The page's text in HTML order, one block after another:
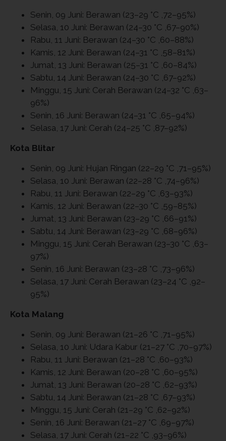
Senin, 09 Juni: Berawan (23–29 °C ,72–95%)
Selasa, 10 Juni: Berawan (24–30 °C ,67–90%)
Rabu, 11 Juni: Berawan (24–30 °C ,60–88%)
Kamis, 12 Juni: Berawan (24–31 °C ,58–81%)
Jumat, 13 Juni: Berawan (25–31 °C ,60–84%)
Sabtu, 14 Juni: Berawan (24–30 °C ,67–92%)
Minggu, 15 Juni: Cerah Berawan (24–32 °C ,63–
96%)
Senin, 16 Juni: Berawan (24–31 °C ,65–94%)
Selasa, 17 Juni: Cerah (24–25 °C ,87–92%)
Kota Blitar
Senin, 09 Juni: Hujan Ringan (22–29 °C ,71–95%)
Selasa, 10 Juni: Berawan (22–28 °C ,74–96%)
Rabu, 11 Juni: Berawan (22–29 °C ,63–93%)
Kamis, 12 Juni: Berawan (22–30 °C ,59–85%)
Jumat, 13 Juni: Berawan (23–29 °C ,66–91%)
Sabtu, 14 Juni: Berawan (23–29 °C ,68–96%)
Minggu, 15 Juni: Cerah Berawan (23–30 °C ,63–
97%)
Senin, 16 Juni: Berawan (23–28 °C ,73–96%)
Selasa, 17 Juni: Cerah Berawan (23–24 °C ,92–
95%)
Kota Malang
Senin, 09 Juni: Berawan (21–26 °C ,71–95%)
Selasa, 10 Juni: Udara Kabur (21–27 °C ,70–97%)
Rabu, 11 Juni: Berawan (21–28 °C ,60–93%)
Kamis, 12 Juni: Berawan (20–28 °C ,60–95%)
Jumat, 13 Juni: Berawan (20–28 °C ,62–93%)
Sabtu, 14 Juni: Berawan (21–28 °C ,67–93%)
Minggu, 15 Juni: Cerah (21–29 °C ,62–92%)
Senin, 16 Juni: Berawan (21–27 °C ,69–97%)
Selasa, 17 Juni: Cerah (21–22 °C ,93–96%)